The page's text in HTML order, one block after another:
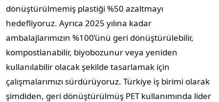
dönüştürülmemiş plastiği %50 azaltmayı
hedefliyoruz. Ayrıca 2025 yılına kadar
ambalajlarımızın %100’ünü geri dönüştürülebilir,
kompostlanabilir, biyobozunur veya yeniden
kullanılabilir olacak şekilde tasarlamak için
çalışmalarımızı sürdürüyoruz. Türkiye iş birimi olarak
şimdiden, geri dönüştürülmüş PET kullanımında lider